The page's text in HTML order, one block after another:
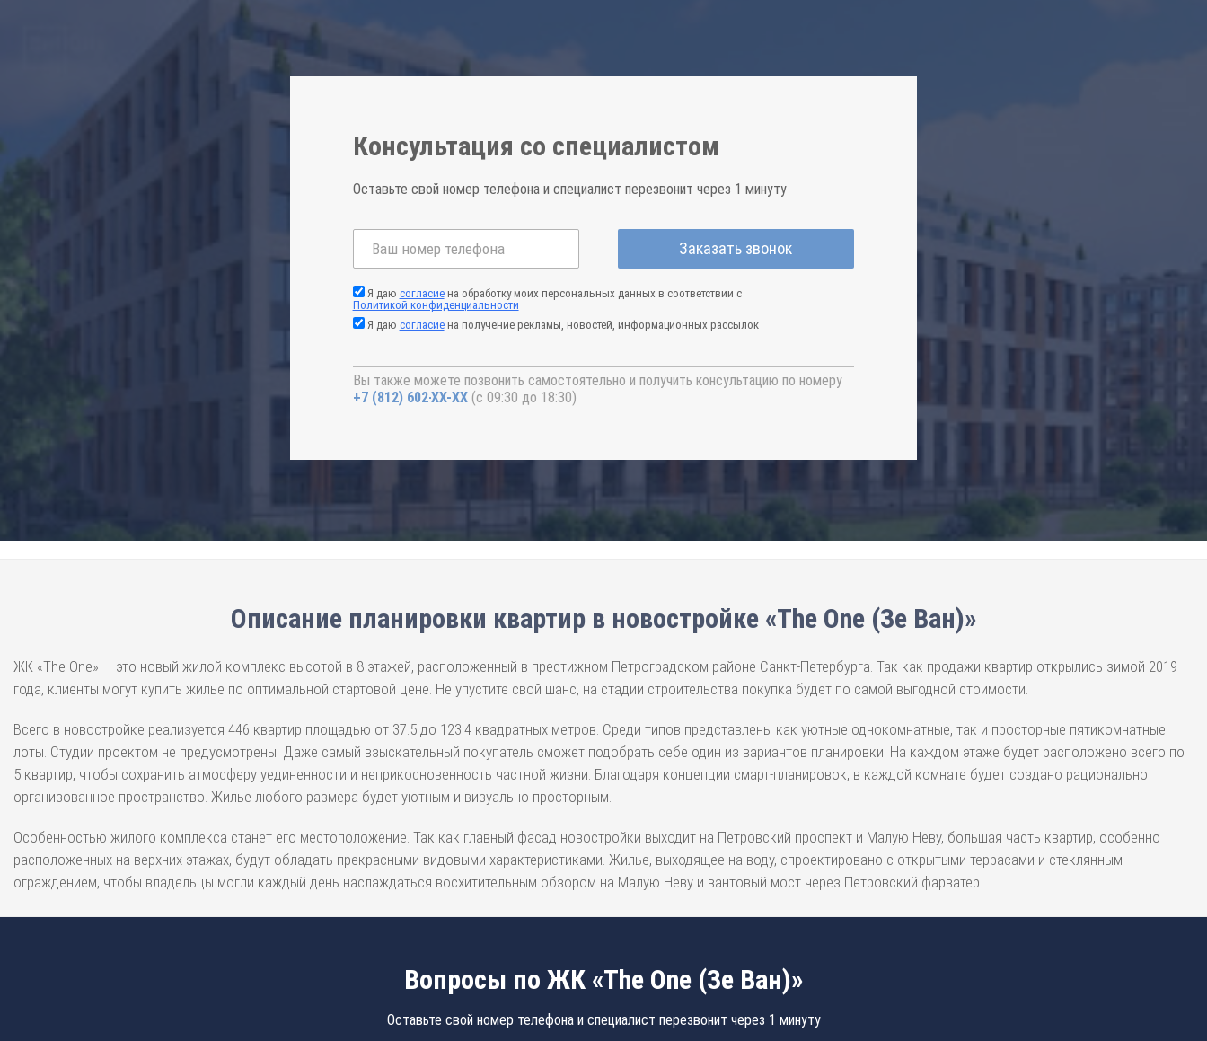
Консультация со специалистом
Оставьте свой номер телефона и специалист перезвонит через 1 минуту
Заказать звонок
Я даю согласиена обработку моих персональных данных в соответствии с
Политикой конфиденциальности
Я даю согласиена получение рекламы, новостей, информационных рассылок
Вы также можете позвонить самостоятельно и получить консультацию по номеру
+7 (812) 602-44-77 (с 09:30 до 18:30)
Описание планировки квартир в новостройке «The One (Зе Ван)»
ЖК «The One» — это новый жилой комплекс высотой в 8 этажей, расположенный в престижном Петроградском районе Санкт-Петербурга. Так как продажи квартир открылись зимой 2019
года, клиенты могут купить жилье по оптимальной стартовой цене. Не упустите свой шанс, на стадии строительства покупка будет по самой выгодной стоимости.
Всего в новостройке реализуется 446 квартир площадью от 37.5 до 123.4 квадратных метров. Среди типов представлены как уютные однокомнатные, так и просторные пятикомнатные
лоты. Студии проектом не предусмотрены. Даже самый взыскательный покупатель сможет подобрать себе один из вариантов планировки. На каждом этаже будет расположено всего по
5 квартир, чтобы сохранить атмосферу уединенности и неприкосновенность частной жизни. Благодаря концепции смарт-планировок, в каждой комнате будет создано рационально
организованное пространство. Жилье любого размера будет уютным и визуально просторным.
Особенностью жилого комплекса станет его местоположение. Так как главный фасад новостройки выходит на Петровский проспект и Малую Неву, большая часть квартир, особенно
расположенных на верхних этажах, будут обладать прекрасными видовыми характеристиками. Жилье, выходящее на воду, спроектировано с открытыми террасами и стеклянным
ограждением, чтобы владельцы могли каждый день наслаждаться восхитительным обзором на Малую Неву и вантовый мост через Петровский фарватер.
Вопросы по ЖК «The One (Зе Ван)»
Оставьте свой номер телефона и специалист перезвонит через 1 минуту